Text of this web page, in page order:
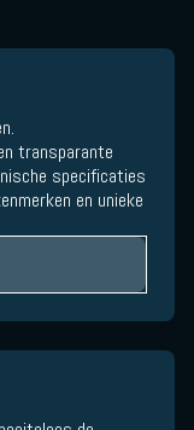
transparante
specificaties
en unieke